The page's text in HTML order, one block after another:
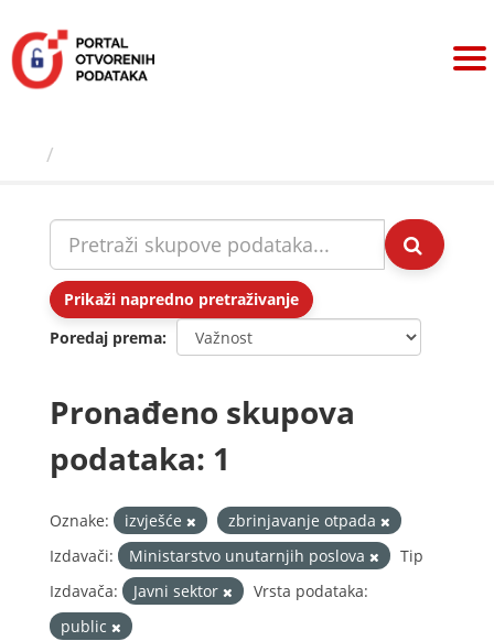
sadržaj
Prikaži napredno pretraživanje
Poredaj prema
Pronađeno skupova
podataka: 1
Oznake: izvješće
zbrinjavanje otpada
Izdavači:
Ministarstvo unutarnjih poslova
Tip
Izdavača:
Javni sektor
Vrsta podataka:
public